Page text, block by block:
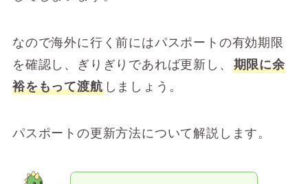
なので海外に行く前にはパスポートの有効期限
を確認し、ぎりぎりであれば更新し、 期限に余
裕をもって渡航しましょう。
パスポートの更新方法について解説します。